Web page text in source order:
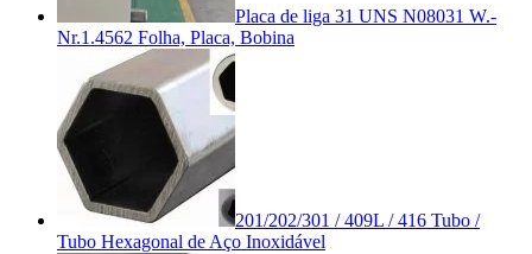
Placa de liga 31 UNS N08031 W.-
Nr.1.4562 Folha, Placa, Bobina
201/202/301 / 409L / 416 Tubo /
Tubo Hexagonal de Aço Inoxidável